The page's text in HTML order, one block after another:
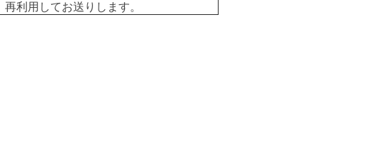
再利用してお送りします。